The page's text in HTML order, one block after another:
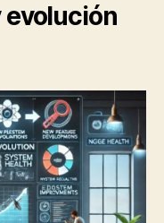
evolución